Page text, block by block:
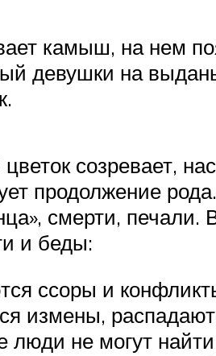
камыш, на нем
девушки на
созревает,
продолжение
смерти,
и беды:
ссоры и
измены,
люди не могут